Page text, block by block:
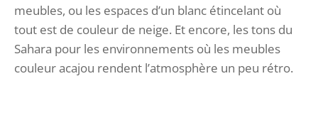
meubles, ou les espaces d’un blanc étincelant où
tout est de couleur de neige. Et encore, les tons du
Sahara pour les environnements où les meubles
couleur acajou rendent l’atmosphère un peu rétro.